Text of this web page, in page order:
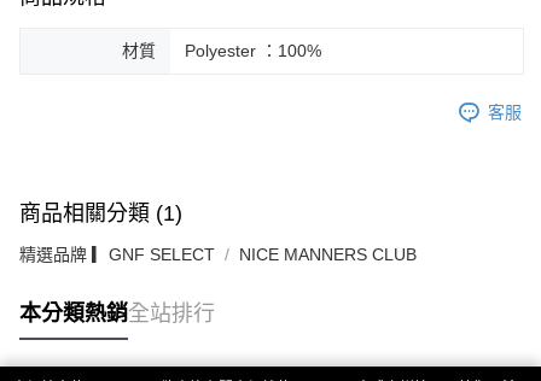
材質 Polyester ：100%
客服
商品相關分類 (1)
精選品牌 ▎GNF SELECT NICE MANNERS CLUB
本分類熱銷全站排行